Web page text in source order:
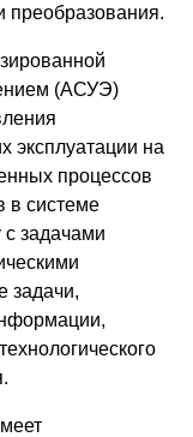
преобразования.
(АСУЭ)
эксплуатации на
процессов
в системе
с задачами
задачи,